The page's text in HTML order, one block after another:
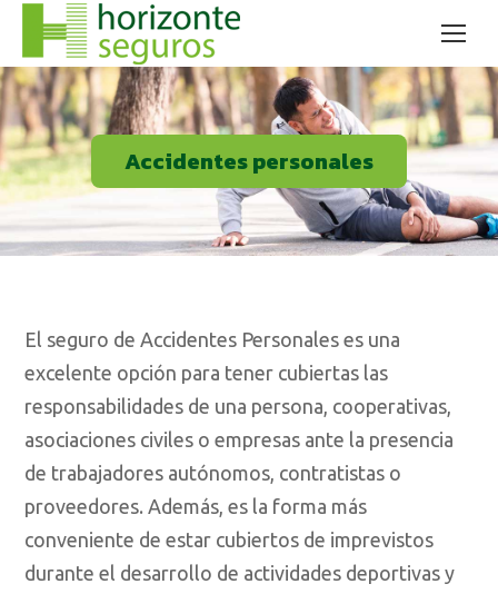
Accidentes personales
El seguro de Accidentes Personales es una
excelente opción para tener cubiertas las
responsabilidades de una persona, cooperativas,
asociaciones civiles o empresas ante la presencia
de trabajadores autónomos, contratistas o
proveedores. Además, es la forma más
conveniente de estar cubiertos de imprevistos
durante el desarrollo de actividades deportivas y